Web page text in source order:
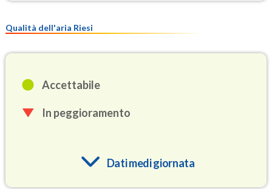
Qualità dell'aria Riesi
Accettabile
In peggioramento
Dati medi giornata